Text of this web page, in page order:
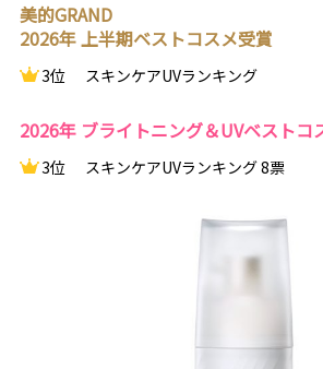
美的GRAND
2026年 上半期ベストコスメ受賞
3位 スキンケアUVランキング
2026年 ブライトニング＆UVベストコ
3位 スキンケアUVランキング 8票